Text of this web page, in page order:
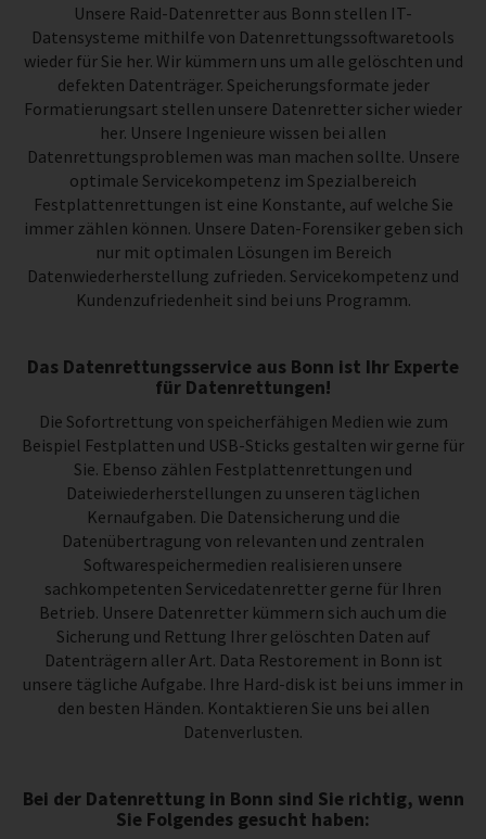
Unsere Raid-Datenretter aus Bonn stellen IT-
Datensysteme mithilfe von Datenrettungssoftwaretools
wieder für Sie her. Wir kümmern uns um alle gelöschten und
defekten Datenträger. Speicherungsformate jeder
Formatierungsart stellen unsere Datenretter sicher wieder
her. Unsere Ingenieure wissen bei allen
Datenrettungsproblemen was man machen sollte. Unsere
optimale Servicekompetenz im Spezialbereich
Festplattenrettungen ist eine Konstante, auf welche Sie
immer zählen können. Unsere Daten-Forensiker geben sich
nur mit optimalen Lösungen im Bereich
Datenwiederherstellung zufrieden. Servicekompetenz und
Kundenzufriedenheit sind bei uns Programm.
Das Datenrettungsservice aus Bonn ist Ihr Experte
für Datenrettungen!
Die Sofortrettung von speicherfähigen Medien wie zum
Beispiel Festplatten und USB-Sticks gestalten wir gerne für
Sie. Ebenso zählen Festplattenrettungen und
Dateiwiederherstellungen zu unseren täglichen
Kernaufgaben. Die Datensicherung und die
Datenübertragung von relevanten und zentralen
Softwarespeichermedien realisieren unsere
sachkompetenten Servicedatenretter gerne für Ihren
Betrieb. Unsere Datenretter kümmern sich auch um die
Sicherung und Rettung Ihrer gelöschten Daten auf
Datenträgern aller Art. Data Restorement in Bonn ist
unsere tägliche Aufgabe. Ihre Hard-disk ist bei uns immer in
den besten Händen. Kontaktieren Sie uns bei allen
Datenverlusten.
Bei der Datenrettung in Bonn sind Sie richtig, wenn
Sie Folgendes gesucht haben: